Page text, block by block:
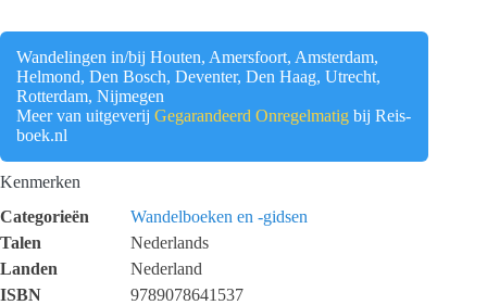
Wandelingen in/bij Houten, Amersfoort, Amsterdam,
Helmond, Den Bosch, Deventer, Den Haag, Utrecht,
Rotterdam, Nijmegen
Meer van uitgeverij Gegarandeerd Onregelmatig bij Reis-
boek.nl
Kenmerken
Categorieën
Wandelboeken en -gidsen
Talen
Nederlands
Landen
Nederland
ISBN
9789078641537